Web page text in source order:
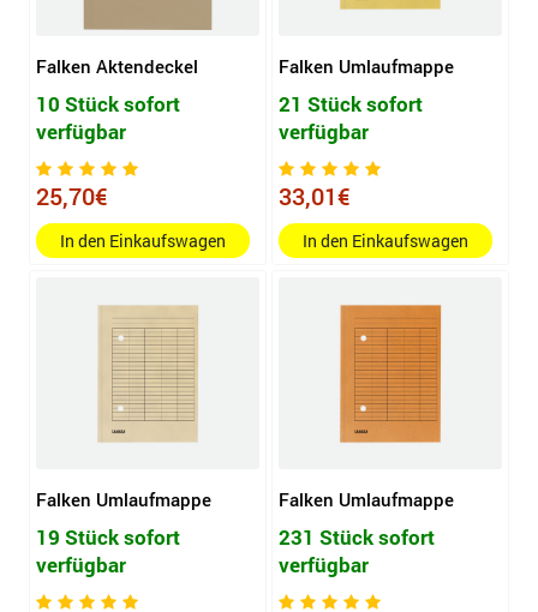
Falken Aktendeckel
10 Stück sofort
verfügbar
25,70€
In den Einkaufswagen
Falken Umlaufmappe
21 Stück sofort
verfügbar
33,01€
In den Einkaufswagen
Falken Umlaufmappe
19 Stück sofort
verfügbar
Falken Umlaufmappe
231 Stück sofort
verfügbar